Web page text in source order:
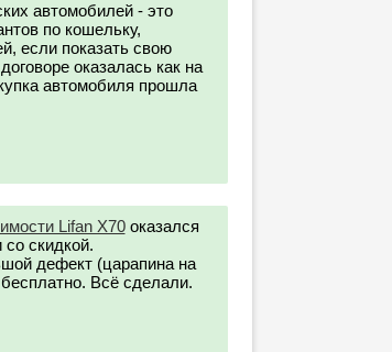
автомобилей - это
по кошельку,
если показать свою
оказалась как на
автомобиля прошла
Lifan Х70оказался
скидкой.
дефект (царапина на
Всё сделали.